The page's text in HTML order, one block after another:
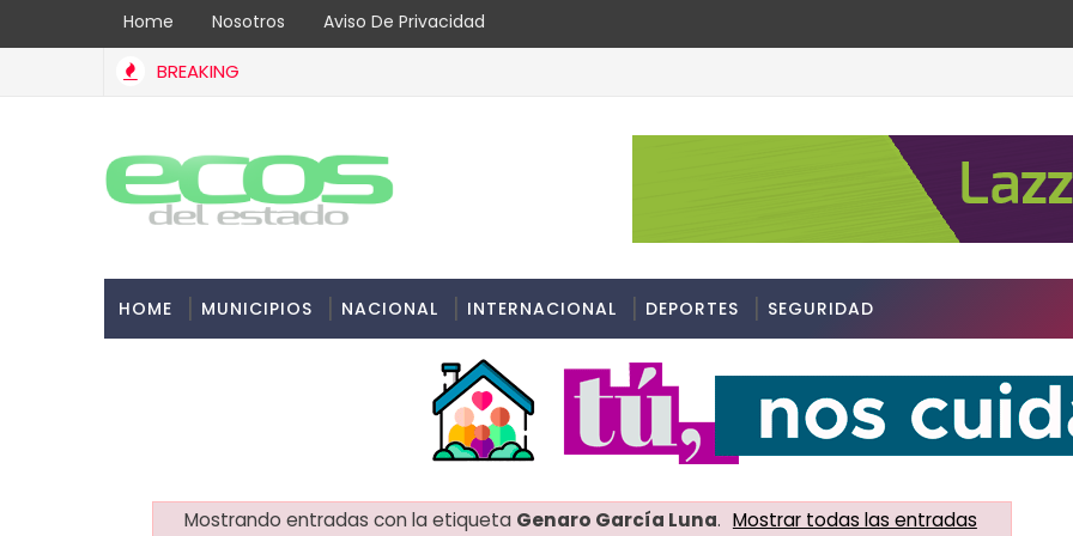
Home Nosotros Aviso De Privacidad
BREAKING
HOME MUNICIPIOS NACIONAL INTERNACIONAL DEPORTES SEGURIDAD
Mostrando entradas con la etiqueta Genaro García Luna. Mostrar todas las entradas